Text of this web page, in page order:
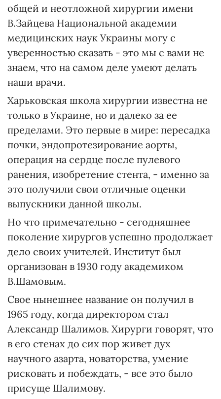
общей и неотложной хирургии имени
В.Зайцева Национальной академии
медицинских наук Украины могу с
уверенностью сказать - это мы с вами не
знаем, что на самом деле умеют делать
наши врачи.
Харьковская школа хирургии известна не
только в Украине, но и далеко за ее
пределами. Это первые в мире: пересадка
почки, эндопротезирование аорты,
операция на сердце после пулевого
ранения, изобретение стента, - именно за
это получили свои отличные оценки
выпускники данной школы.
Но что примечательно - сегодняшнее
поколение хирургов успешно продолжает
дело своих учителей. Институт был
организован в 1930 году академиком
В.Шамовым.
Свое нынешнее название он получил в
1965 году, когда директором стал
Александр Шалимов. Хирурги говорят, что
в его стенах до сих пор живет дух
научного азарта, новаторства, умение
рисковать и побеждать, - все это было
присуще Шалимову.